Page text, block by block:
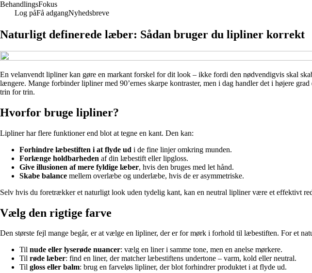
BehandlingsFokus
Log påFå adgangNyhedsbreve
Naturligt definerede læber: Sådan bruger du lipliner korrekt
En velanvendt lipliner kan gøre en markant forskel for dit look – ikke fordi den nødvendigvis skal
længere. Mange forbinder lipliner med 90’ernes skarpe kontraster, men i dag handler det i højere
trin for trin.
Hvorfor bruge lipliner?
Lipliner har flere funktioner end blot at tegne en kant. Den kan:
Forhindre læbestiften i at flyde ud i de fine linjer omkring munden.
Forlænge holdbarheden af din læbestift eller lipgloss.
Give illusionen af mere fyldige læber, hvis den bruges med let hånd.
Skabe balance mellem overlæbe og underlæbe, hvis de er asymmetriske.
Selv hvis du foretrækker et naturligt look uden tydelig kant, kan en neutral lipliner være et effektivt
Vælg den rigtige farve
Den største fejl mange begår, er at vælge en lipliner, der er for mørk i forhold til læbestiften. For et
Til nude eller lyserøde nuancer: vælg en liner i samme tone, men en anelse mørkere.
Til røde læber: find en liner, der matcher læbestiftens undertone – varm, kold eller neutral.
Til gloss eller balm: brug en farveløs lipliner, der blot forhindrer produktet i at flyde ud.